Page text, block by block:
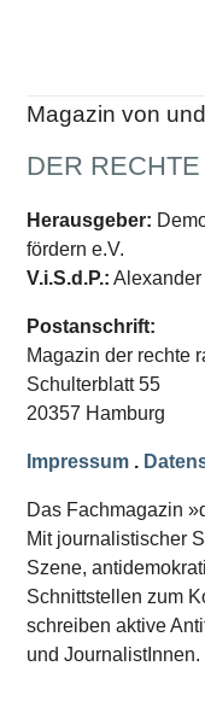
SCHWERPUNKTE
Schwerpunkt AFD-Verbot
Schwerpunkt »Identitäre
Schwerpunkt NSU
Schwerpunkt
Schwerpunkt NPD
AUSGABEN
Ausgaben Übersicht
Ausgabe 221
Ausgabe 220
Ausgabe 219
Ausgabe 217
Magazin von
DER
Herausgeber:
fördern e.V.
V.i.S.d.P.: Alexander
Postanschrift:
Magazin der rechte
Schulterblatt 55
20357 Hamburg
Impressum .
Das Fachmagazin
Mit journalistischer
Szene,
Schnittstellen zum
schreiben aktive
und JournalistInnen.